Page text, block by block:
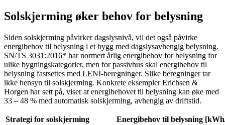
Solskjerming øker behov for belysning
Siden solskjerming påvirker dagslysnivå, vil det også påvirke
energibehov til belysning i et bygg med dagslysavhengig belysning.
SN/TS 3031:2016* har normert årlig energibehov for belysning for
ulike bygningskategorier, men for passivhus skal energibehov til
belysning fastsettes med LENI-beregninger. Slike beregninger tar
ikke hensyn til solskjerming. Konkrete eksempler Erichsen &
Horgen har sett på, viser at energibehovet til belysning kan øke med
33 – 48 % med automatisk solskjerming, avhengig av driftstid.
Strategi for solskjerming
Energibehov til belysning